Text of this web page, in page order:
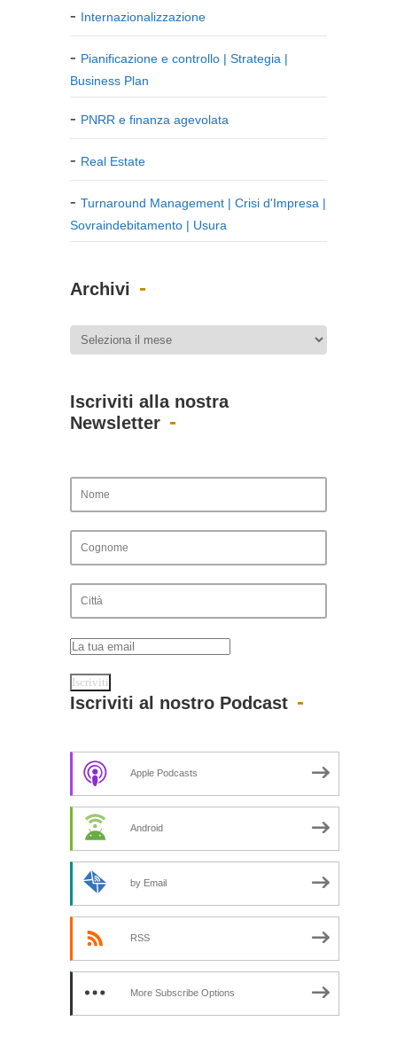
Internazionalizzazione
Pianificazione e controllo | Strategia |
Business Plan
PNRR e finanza agevolata
Real Estate
Turnaround Management | Crisi d'Impresa |
Sovraindebitamento | Usura
Archivi
Iscriviti alla nostra
Newsletter
Iscriviti al nostro Podcast
Apple Podcasts
Android
by Email
RSS
More Subscribe Options